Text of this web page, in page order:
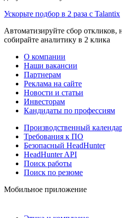
Ускорьте подбор в 2 раза с Talantix
Автоматизируйте сбор откликов,
собирайте аналитику в 2 клика
О компании
Наши вакансии
Партнерам
Реклама на сайте
Новости и статьи
Инвесторам
Кандидаты по профессиям
Производственный
Требования к ПО
Безопасный HeadHunter
HeadHunter API
Поиск работы
Поиск по резюме
Мобильное приложение